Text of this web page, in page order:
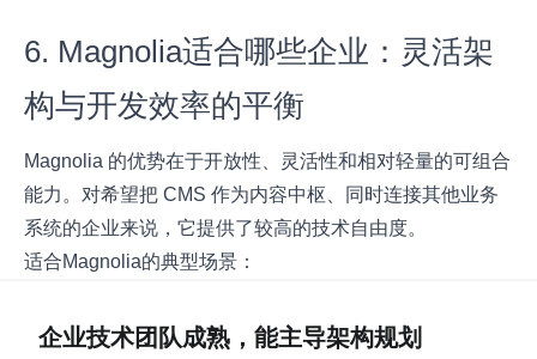
6. Magnolia适合哪些企业：灵活架
构与开发效率的平衡
Magnolia 的优势在于开放性、灵活性和相对轻量的可组合
能力。对希望把 CMS 作为内容中枢、同时连接其他业务
系统的企业来说，它提供了较高的技术自由度。
适合Magnolia的典型场景：
企业技术团队成熟，能主导架构规划